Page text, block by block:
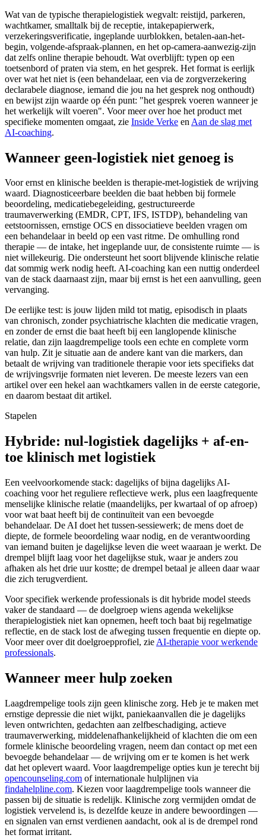
Wat van de typische therapielogistiek wegvalt: reistijd, parkeren,
wachtkamer, smalltalk bij de receptie, intakepapierwerk,
verzekeringsverificatie, ingeplande uurblokken, betalen-aan-het-
begin, volgende-afspraak-plannen, en het op-camera-aanwezig-zijn
dat zelfs online therapie behoudt. Wat overblijft: typen op een
toetsenbord of praten via stem, en het gesprek. Het format is eerlijk
over wat het niet is (een behandelaar, een via de zorgverzekering
declarabele diagnose, iemand die jou na het gesprek nog onthoudt)
en bewijst zijn waarde op één punt: "het gesprek voeren wanneer je
het werkelijk wilt voeren". Voor meer over hoe het product met
specifieke momenten omgaat, zie Inside Verke en Aan de slag met
AI-coaching.
Wanneer geen-logistiek niet genoeg is
Voor ernst en klinische beelden is therapie-met-logistiek de wrijving
waard. Diagnosticeerbare beelden die baat hebben bij formele
beoordeling, medicatiebegeleiding, gestructureerde
traumaverwerking (EMDR, CPT, IFS, ISTDP), behandeling van
eetstoornissen, ernstige OCS en dissociatieve beelden vragen om
een behandelaar in beeld op een vast ritme. De omhulling rond
therapie — de intake, het ingeplande uur, de consistente ruimte — is
niet willekeurig. Die ondersteunt het soort blijvende klinische relatie
dat sommig werk nodig heeft. AI-coaching kan een nuttig onderdeel
van de stack daarnaast zijn, maar bij ernst is het een aanvulling, geen
vervanging.
De eerlijke test: is jouw lijden mild tot matig, episodisch in plaats
van chronisch, zonder psychiatrische klachten die medicatie vragen,
en zonder de ernst die baat heeft bij een langlopende klinische
relatie, dan zijn laagdrempelige tools een echte en complete vorm
van hulp. Zit je situatie aan de andere kant van die markers, dan
betaalt de wrijving van traditionele therapie voor iets specifieks dat
de wrijvingsvrije formaten niet leveren. De meeste lezers van een
artikel over een hekel aan wachtkamers vallen in de eerste categorie,
en daarom bestaat dit artikel.
Stapelen
Hybride: nul-logistiek dagelijks + af-en-
toe klinisch met logistiek
Een veelvoorkomende stack: dagelijks of bijna dagelijks AI-
coaching voor het reguliere reflectieve werk, plus een laagfrequente
menselijke klinische relatie (maandelijks, per kwartaal of op afroep)
voor wat baat heeft bij de continuïteit van een bevoegde
behandelaar. De AI doet het tussen-sessiewerk; de mens doet de
diepte, de formele beoordeling waar nodig, en de verantwoording
van iemand buiten je dagelijkse leven die weet waaraan je werkt. De
drempel blijft laag voor het dagelijkse stuk, waar je anders zou
afhaken als het drie uur kostte; de drempel betaal je alleen daar waar
die zich terugverdient.
Voor specifiek werkende professionals is dit hybride model steeds
vaker de standaard — de doelgroep wiens agenda wekelijkse
therapielogistiek niet kan opnemen, heeft toch baat bij regelmatige
reflectie, en de stack lost de afweging tussen frequentie en diepte op.
Voor meer over dit doelgroepprofiel, zie AI-therapie voor werkende
professionals.
Wanneer meer hulp zoeken
Laagdrempelige tools zijn geen klinische zorg. Heb je te maken met
ernstige depressie die niet wijkt, paniekaanvallen die je dagelijks
leven ontwrichten, gedachten aan zelfbeschadiging, actieve
traumaverwerking, middelenafhankelijkheid of klachten die om een
formele klinische beoordeling vragen, neem dan contact op met een
bevoegde behandelaar — de wrijving om er te komen is het werk
dat het oplevert waard. Voor laagdrempelige opties kun je terecht bij
opencounseling.com of internationale hulplijnen via
findahelpline.com. Kiezen voor laagdrempelige tools wanneer die
passen bij de situatie is redelijk. Klinische zorg vermijden omdat de
logistiek vervelend is, is dezelfde keuze in andere bewoordingen —
en signalen van ernst verdienen aandacht, ook al is de drempel rond
het format irritant.